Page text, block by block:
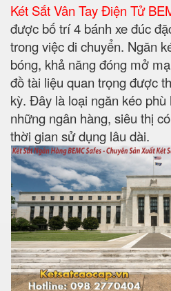
Két Sắt Vân Tay Điện Tử
được bố trí 4 bánh xe đúc
trong việc di chuyển. Ngăn
bóng, khả năng đóng mở
đồ tài liệu quan trọng được
kỳ. Đây là loại ngăn kéo
những ngân hàng, siêu thị
thời gian sử dụng lâu dài.